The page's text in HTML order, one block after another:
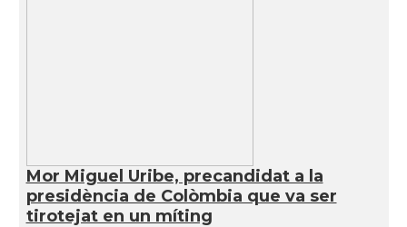
Mor Miguel Uribe, precandidat a la
presidència de Colòmbia que va ser
tirotejat en un míting